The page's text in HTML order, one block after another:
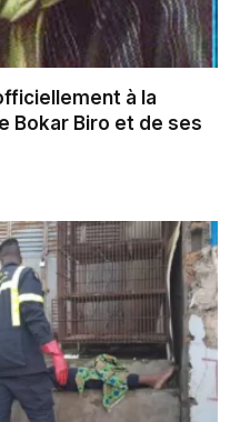
à la
Bokar Biro et de ses